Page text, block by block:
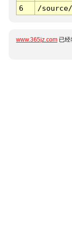
6
/
www.365jz.com 已